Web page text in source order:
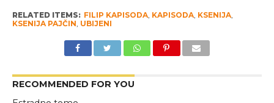
RELATED ITEMS: FILIP KAPISODA, KAPISODA, KSENIJA,
KSENIJA PAJČIN, UBIJENI
RECOMMENDED FOR YOU